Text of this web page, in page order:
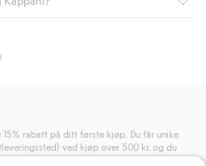
har du alltid gratis frakt til butikk,
inn og er identifisert som
koster 49 NOK og 99 NOK for
hvor mye du handler for.
Klarnas betalingsvilkår
rabatt på ditt første kjøp. Du får unike
ved kjøp over 500 kr, og du